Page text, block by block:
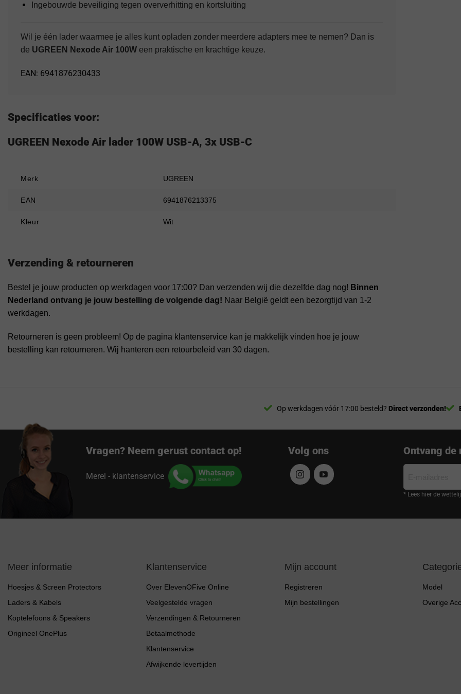
Ingebouwde beveiliging tegen oververhitting en kortsluiting
Wil je één lader waarmee je alles kunt opladen zonder meerdere adapters mee te nemen? Dan is
de UGREEN Nexode Air 100W een praktische en krachtige keuze.
EAN: 6941876230433
Specificaties voor:
UGREEN Nexode Air lader 100W USB-A, 3x USB-C
Merk UGREEN
EAN 6941876213375
Kleur Wit
Verzending & retourneren
Bestel je jouw producten op werkdagen voor 17:00? Dan verzenden wij die dezelfde dag nog! Binnen
Nederland ontvang je jouw bestelling de volgende dag! Naar België geldt een bezorgtijd van 1-2
werkdagen.
Retourneren is geen probleem! Op de pagina klantenservice kan je makkelijk vinden hoe je jouw
bestelling kan retourneren. Wij hanteren een retourbeleid van 30 dagen.
Op werkdagen vóór 17:00 besteld? Direct verzonden!
Vragen? Neem gerust contact op!
Merel - klantenservice
Volg ons Ontvang
* Lees hier de
Meer informatie
Hoesjes & Screen Protectors
Laders & Kabels
Koptelefoons & Speakers
Origineel OnePlus
Klantenservice
Over ElevenOFive Online
Veelgestelde vragen
Verzendingen & Retourneren
Betaalmethode
Klantenservice
Afwijkende levertijden
Mijn account
Registreren
Mijn bestellingen
Model
Overige